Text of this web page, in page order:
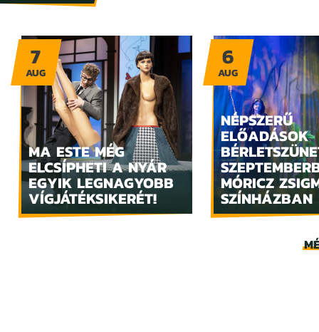
MA ESTE MÉG
ELCSÍPHETI A NYÁR
EGYIK LEGNAGYOBB
VÍGJÁTÉKSIKERÉT!
7
AUG
NÉPSZERŰ
ELŐADÁSOK
MÓRICZ
SZÍNHÁZBAN
6
AUG